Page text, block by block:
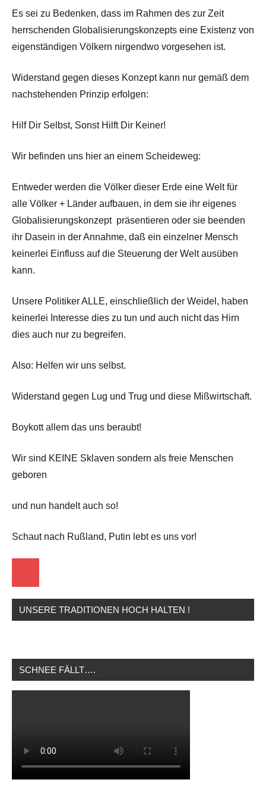
Es sei zu Bedenken, dass im Rahmen des zur Zeit
herrschenden Globalisierungskonzepts eine Existenz von
eigenständigen Völkern nirgendwo vorgesehen ist.
Widerstand gegen dieses Konzept kann nur gemäß dem
nachstehenden Prinzip erfolgen:
Hilf Dir Selbst, Sonst Hilft Dir Keiner!
Wir befinden uns hier an einem Scheideweg:
Entweder werden die Völker dieser Erde eine Welt für
alle Völker + Länder aufbauen, in dem sie ihr eigenes
Globalisierungskonzept präsentieren oder sie beenden
ihr Dasein in der Annahme, daß ein einzelner Mensch
keinerlei Einfluss auf die Steuerung der Welt ausüben
kann.
Unsere Politiker ALLE, einschließlich der Weidel, haben
keinerlei Interesse dies zu tun und auch nicht das Hirn
dies auch nur zu begreifen.
Also: Helfen wir uns selbst.
Widerstand gegen Lug und Trug und diese Mißwirtschaft.
Boykott allem das uns beraubt!
Wir sind KEINE Sklaven sondern als freie Menschen
geboren
und nun handelt auch so!
Schaut nach Rußland, Putin lebt es uns vor!
UNSERE TRADITIONEN HOCH HALTEN !
SCHNEE FÄLLT….